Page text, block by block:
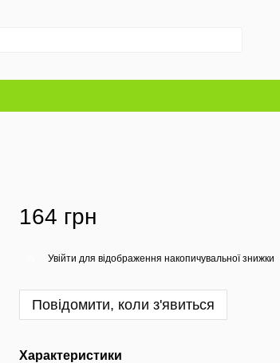
164 грн
Увійти для відображення накопичувальної знижки
Повідомити, коли з'явиться
Характеристики